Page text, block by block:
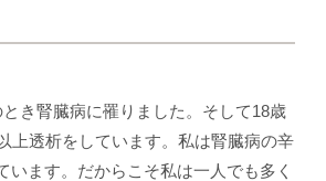
き腎臓病に罹りました。そして18歳
上透析をしています。私は腎臓病の辛
います。だからこそ私は一人でも多く